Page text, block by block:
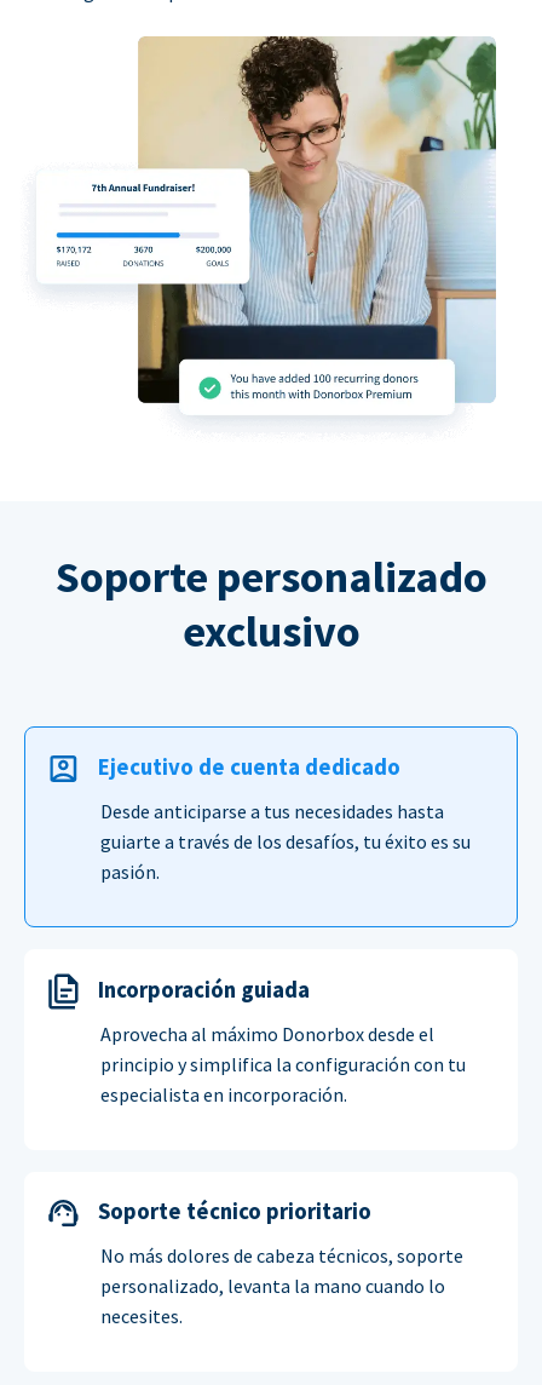
Soporte personalizado
exclusivo
Ejecutivo de cuenta dedicado
Desde anticiparse a tus necesidades hasta
guiarte a través de los desafíos, tu éxito es su
pasión.
Incorporación guiada
Aprovecha al máximo Donorbox desde el
principio y simplifica la configuración con tu
especialista en incorporación.
Soporte técnico prioritario
No más dolores de cabeza técnicos, soporte
personalizado, levanta la mano cuando lo
necesites.